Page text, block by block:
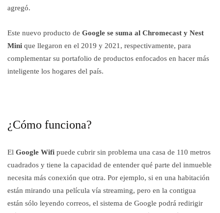
agregó.
Este nuevo producto de Google se suma al Chromecast y Nest
Mini que llegaron en el 2019 y 2021, respectivamente, para
complementar su portafolio de productos enfocados en hacer más
inteligente los hogares del país.
¿Cómo funciona?
El Google Wifi puede cubrir sin problema una casa de 110 metros
cuadrados y tiene la capacidad de entender qué parte del inmueble
necesita más conexión que otra. Por ejemplo, si en una habitación
están mirando una película vía streaming, pero en la contigua
están sólo leyendo correos, el sistema de Google podrá redirigir